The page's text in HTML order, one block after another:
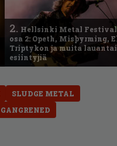
2. Hellsinki Metal
osa 2: Opeth, Misþyrming,
Triptykon ja muita
esiintyjiä
SLUDGE METAL
GANGRENED